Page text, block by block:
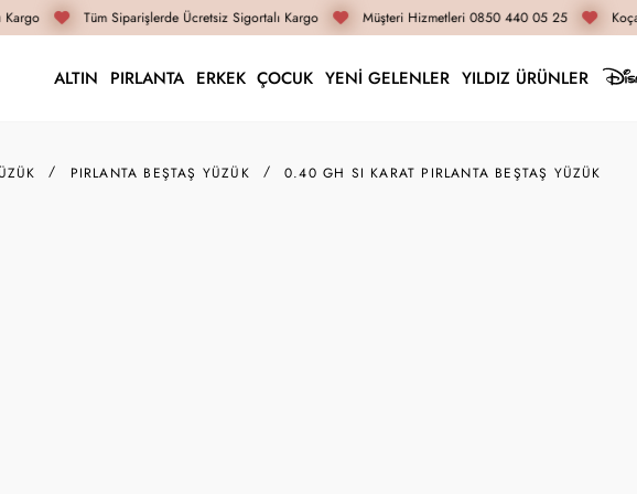
Tüm Siparişlerde Ücretsiz Sigortalı Kargo Müşteri Hizmetleri 0850 440 05 25
ALTIN PIRLANTA ERKEK ÇOCUK YENİ GELENLER YILDIZ ÜRÜNLER
PIRLANTA BEŞTAŞ YÜZÜK 0.40 GH SI KARAT PIRLANTA BEŞTAŞ YÜZÜK